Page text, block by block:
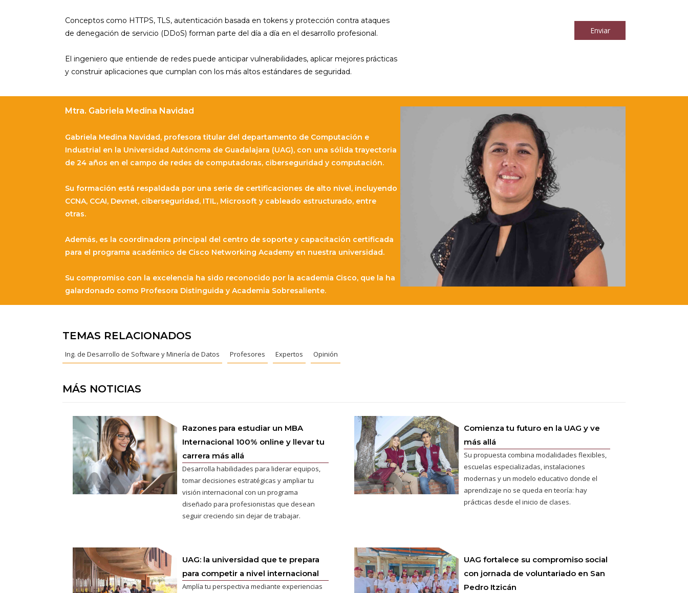
Conceptos como HTTPS, TLS, autenticación basada en tokens y protección contra ataques
de denegación de servicio (DDoS) forman parte del día a día en el desarrollo profesional.
El ingeniero que entiende de redes puede anticipar vulnerabilidades, aplicar mejores prácticas
y construir aplicaciones que cumplan con los más altos estándares de seguridad.
Enviar
Mtra. Gabriela Medina Navidad
Gabriela Medina Navidad, profesora titular del departamento de Computación e
Industrial en la Universidad Autónoma de Guadalajara (UAG), con una sólida trayectoria
de 24 años en el campo de redes de computadoras, ciberseguridad y computación.
Su formación está respaldada por una serie de certificaciones de alto nivel, incluyendo
CCNA, CCAI, Devnet, ciberseguridad, ITIL, Microsoft y cableado estructurado, entre
otras.
Además, es la coordinadora principal del centro de soporte y capacitación certificada
para el programa académico de Cisco Networking Academy en nuestra universidad.
Su compromiso con la excelencia ha sido reconocido por la academia Cisco, que la ha
galardonado como Profesora Distinguida y Academia Sobresaliente.
TEMAS RELACIONADOS
Ing. de Desarrollo de Software y Minería de Datos Profesores Expertos Opinión
MÁS NOTICIAS
Razones para estudiar un MBA
Internacional 100% online y llevar tu
carrera más allá
Desarrolla habilidades para liderar equipos,
tomar decisiones estratégicas y ampliar tu
visión internacional con un programa
diseñado para profesionistas que desean
seguir creciendo sin dejar de trabajar.
Comienza tu futuro en la UAG y ve
más allá
Su propuesta combina modalidades flexibles,
escuelas especializadas, instalaciones
modernas y un modelo educativo donde el
aprendizaje no se queda en teoría: hay
prácticas desde el inicio de clases.
UAG: la universidad que te prepara
para competir a nivel internacional
Amplía tu perspectiva mediante experiencias
UAG fortalece su compromiso social
con jornada de voluntariado en San
Pedro Itzicán